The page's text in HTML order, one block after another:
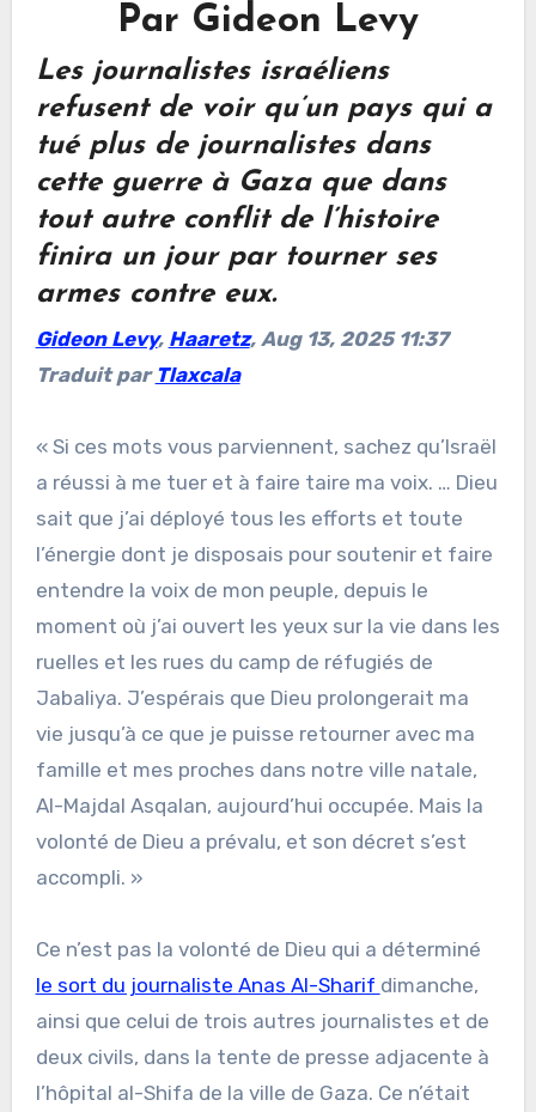
Par Gideon Levy
Les journalistes israéliens
refusent de voir qu’un pays qui a
tué plus de journalistes dans
cette guerre à Gaza que dans
tout autre conflit de l’histoire
finira un jour par tourner ses
armes contre eux.
Gideon Levy, Haaretz, Aug 13, 2025 11:37
Traduit par Tlaxcala
« Si ces mots vous parviennent, sachez qu’Israël
a réussi à me tuer et à faire taire ma voix. … Dieu
sait que j’ai déployé tous les efforts et toute
l’énergie dont je disposais pour soutenir et faire
entendre la voix de mon peuple, depuis le
moment où j’ai ouvert les yeux sur la vie dans les
ruelles et les rues du camp de réfugiés de
Jabaliya. J’espérais que Dieu prolongerait ma
vie jusqu’à ce que je puisse retourner avec ma
famille et mes proches dans notre ville natale,
Al-Majdal Asqalan, aujourd’hui occupée. Mais la
volonté de Dieu a prévalu, et son décret s’est
accompli. »
Ce n’est pas la volonté de Dieu qui a déterminé
le sort du journaliste Anas Al-Sharif dimanche,
ainsi que celui de trois autres journalistes et de
deux civils, dans la tente de presse adjacente à
l’hôpital al-Shifa de la ville de Gaza. Ce n’était